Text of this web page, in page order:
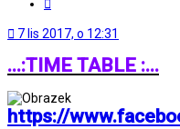
7 lis 2017, o 12:31
...:TIME TABLE :...
https://